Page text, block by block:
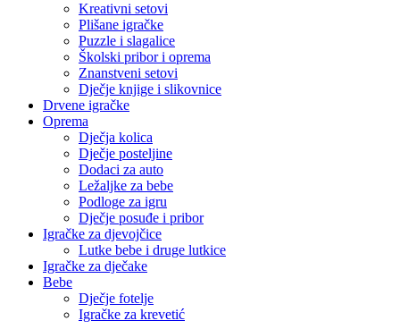
Kreativni setovi
Plišane igračke
Puzzle i slagalice
Školski pribor i oprema
Znanstveni setovi
Dječje knjige i slikovnice
Drvene igračke
Oprema
Dječja kolica
Dječje posteljine
Dodaci za auto
Ležaljke za bebe
Podloge za igru
Dječje posuđe i pribor
Igračke za djevojčice
Lutke bebe i druge lutkice
Igračke za dječake
Bebe
Dječje fotelje
Igračke za krevetić